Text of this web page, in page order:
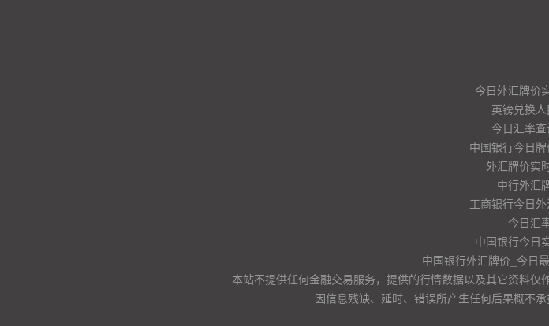
今日外汇牌价
英镑兑换
今日汇率
中国银行今日
外汇牌价实
中行外汇
工商银行今日
今日汇
中国银行今日
中国银行外汇牌价_今日
本站不提供任何金融交易服务，提供的行情数据以及其它资料仅
因信息残缺、延时、错误所产生任何后果概不